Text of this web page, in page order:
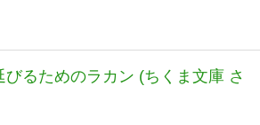
びるためのラカン (ちくま文庫 さ